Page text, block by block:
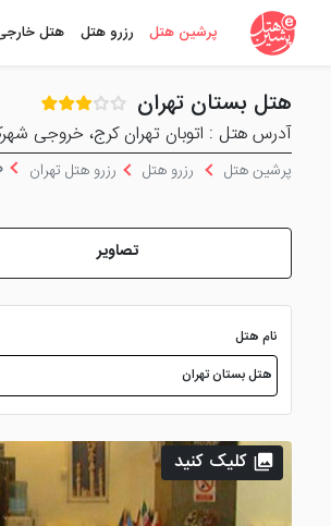
پرشین هتل رزرو هتل هتل
هتل بستان تهران
آدرس هتل : اتوبان تهران کرج، خروجی
پرشین هتل رزرو هتل رزرو هتل تهران
تصاویر
نام هتل
کلیک کنید